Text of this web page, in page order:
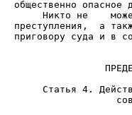
Никто не
преступления,  а
приговору суда и в